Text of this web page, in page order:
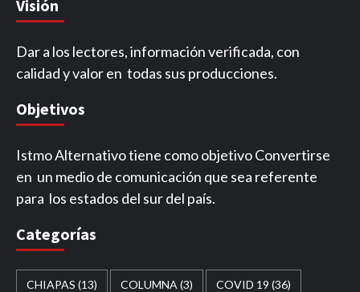
Visión
Dar a los lectores, información verificada, con
calidad y valor en todas sus producciones.
Objetivos
Istmo Alternativo tiene como objetivo Convertirse
en un medio de comunicación que sea referente
para los estados del sur del país.
Categorías
CHIAPAS (13) COLUMNA (3) COVID 19 (36)